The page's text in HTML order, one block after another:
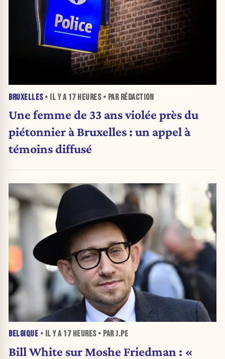
BRUXELLES• IL Y A 17 HEURES• PAR RÉDACTION
Une femme de 33 ans violée près du
piétonnier à Bruxelles : un appel à
témoins diffusé
BELGIQUE • IL Y A 17 HEURES• PAR J.PE
Bill White sur Moshe Friedman : «